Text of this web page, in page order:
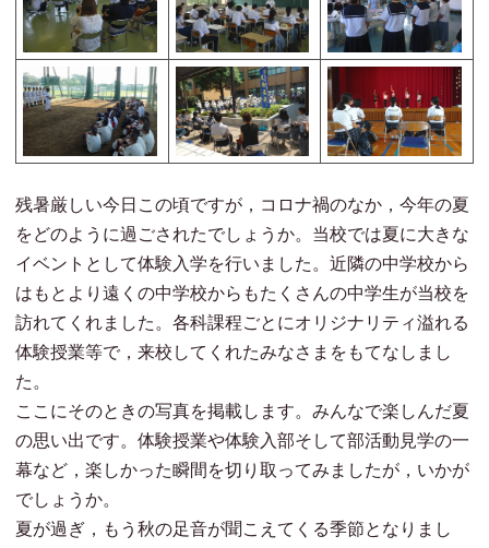
残暑厳しい今日この頃ですが，コロナ禍のなか，今年の夏
をどのように過ごされたでしょうか。当校では夏に大きな
イベントとして体験入学を行いました。近隣の中学校から
はもとより遠くの中学校からもたくさんの中学生が当校を
訪れてくれました。各科課程ごとにオリジナリティ溢れる
体験授業等で，来校してくれたみなさまをもてなしまし
た。
ここにそのときの写真を掲載します。みんなで楽しんだ夏
の思い出です。体験授業や体験入部そして部活動見学の一
幕など，楽しかった瞬間を切り取ってみましたが，いかが
でしょうか。
夏が過ぎ，もう秋の足音が聞こえてくる季節となりまし